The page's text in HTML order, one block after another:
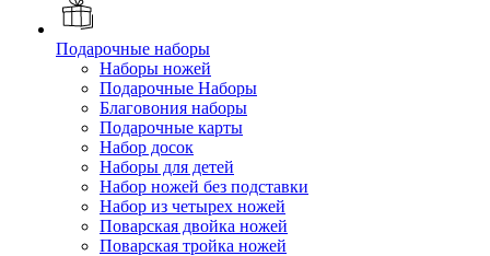
Подарочные наборы
Наборы ножей
Подарочные Наборы
Благовония наборы
Подарочные карты
Набор досок
Наборы для детей
Набор ножей без подставки
Набор из четырех ножей
Поварская двойка ножей
Поварская тройка ножей